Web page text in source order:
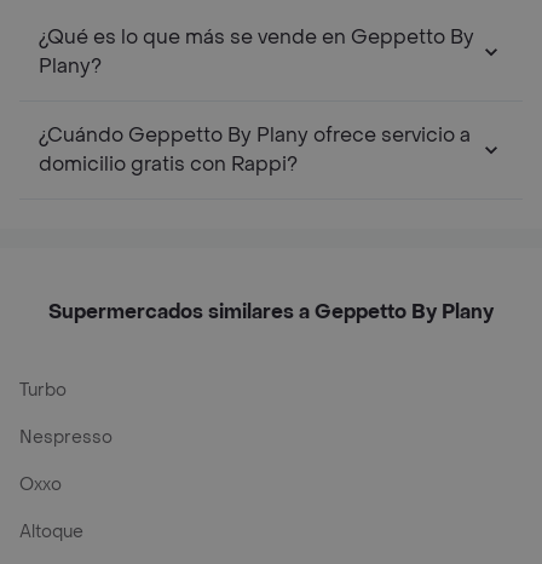
¿Qué es lo que más se vende en Geppetto By
Plany?
¿Cuándo Geppetto By Plany ofrece servicio a
domicilio gratis con Rappi?
Supermercados similares a Geppetto By Plany
Turbo
Nespresso
Oxxo
Altoque